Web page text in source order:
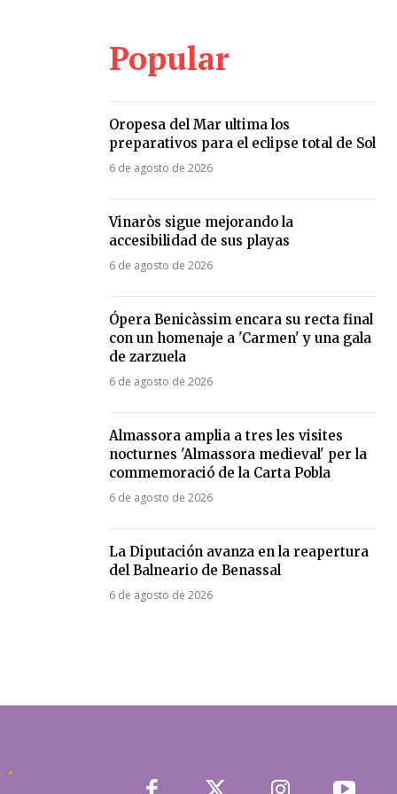
Popular
Oropesa del Mar ultima los
preparativos para el eclipse total de Sol
6 de agosto de 2026
Vinaròs sigue mejorando la
accesibilidad de sus playas
6 de agosto de 2026
Ópera Benicàssim encara su recta final
con un homenaje a 'Carmen' y una gala
de zarzuela
6 de agosto de 2026
Almassora amplia a tres les visites
nocturnes 'Almassora medieval' per la
commemoració de la Carta Pobla
6 de agosto de 2026
La Diputación avanza en la reapertura
del Balneario de Benassal
6 de agosto de 2026